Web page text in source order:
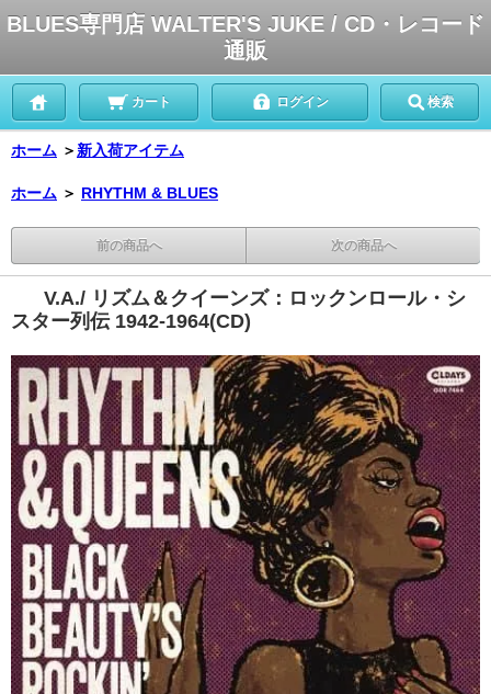
BLUES専門店 WALTER'S JUKE / CD・レコード
通販
カート ログイン 検索
ホーム ＞ 新入荷アイテム
ホーム ＞ RHYTHM & BLUES
前の商品へ 次の商品へ
V.A./ リズム＆クイーンズ：ロックンロール・シ
スター列伝 1942-1964(CD)